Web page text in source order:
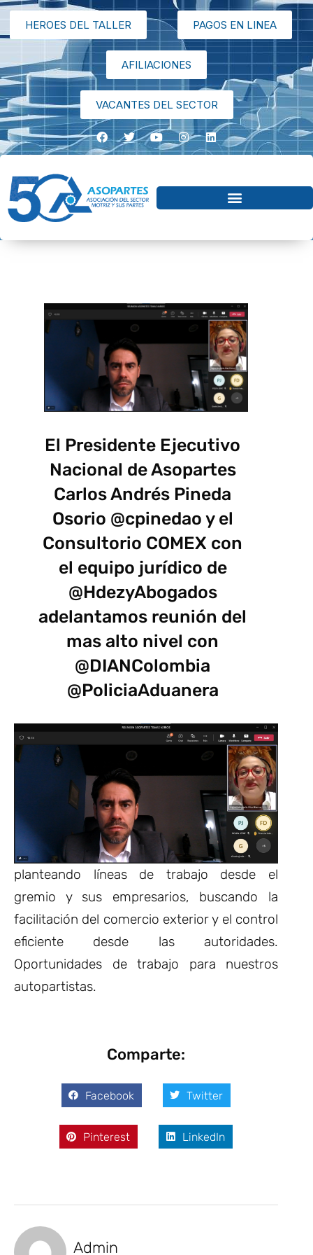
HEROES DEL TALLER PAGOS EN LINEA
AFILIACIONES
VACANTES DEL SECTOR
El Presidente Ejecutivo
Nacional de Asopartes
Carlos Andrés Pineda
Osorio @cpinedao y el
Consultorio COMEX con
el equipo jurídico de
@HdezyAbogados
adelantamos reunión del
mas alto nivel con
@DIANColombia
@PoliciaAduanera
planteando líneas de trabajo desde el
gremio y sus empresarios, buscando la
facilitación del comercio exterior y el control
eficiente desde las autoridades.
Oportunidades de trabajo para nuestros
autopartistas.
Comparte:
Facebook Twitter
Pinterest LinkedIn
Admin